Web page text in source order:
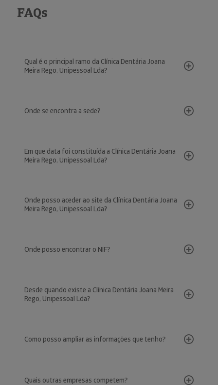
FAQs
Qual é o principal ramo da Clínica Dentária Joana
Meira Rego, Unipessoal Lda?
Onde se encontra a sede?
Em que data foi constituída a Clínica Dentária Joana
Meira Rego, Unipessoal Lda?
Onde posso aceder ao site da Clínica Dentária Joana
Meira Rego, Unipessoal Lda?
Onde posso encontrar o NIF?
Desde quando existe a Clínica Dentária Joana Meira
Rego, Unipessoal Lda?
Como posso ampliar as informações que tenho?
Quais outras empresas competem?